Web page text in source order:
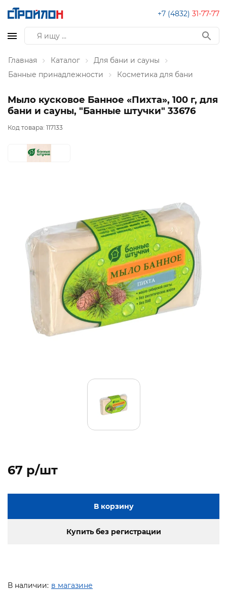
+7 (4832) 31-77-77
Главная Каталог
Для бани и сауны
Банные принадлежности
Косметика для бани
Мыло кусковое Банное «Пихта», 100 г, для
бани и сауны, "Банные штучки" 33676
Код товара: 117133
67 p/шт
В корзину
Купить без регистрации
В наличии: в магазине